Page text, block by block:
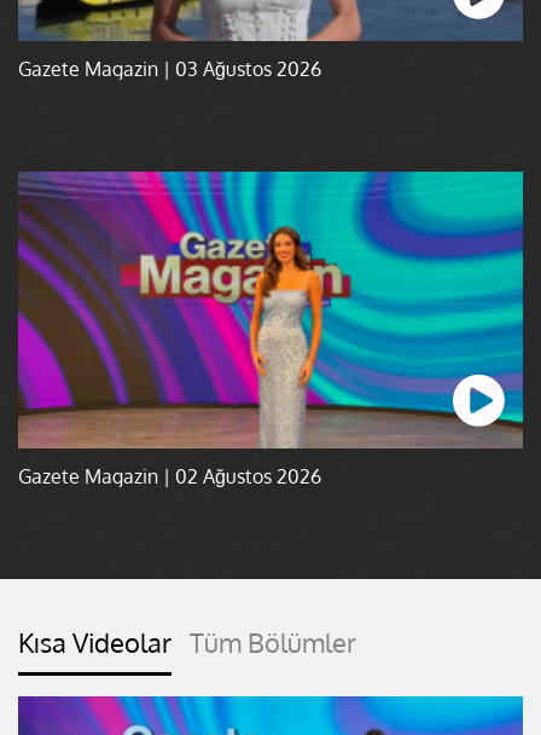
Gazete Magazin | 03 Ağustos 2026
Gazete Magazin | 02 Ağustos 2026
Kısa Videolar Tüm Bölümler